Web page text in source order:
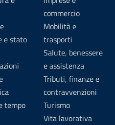
e stato
tempo
commercio
Mobilità e
trasporti
Salute, benessere
e assistenza
Tributi, finanze e
contravvenzioni
Turismo
Vita lavorativa